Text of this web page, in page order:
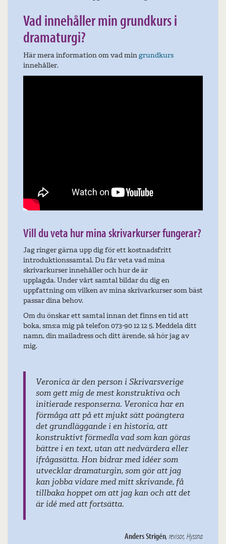
Vad innehåller min grundkurs i
dramaturgi?
Här mera information om vad mingrundkurs
innehåller.
Vill du veta hur mina skrivarkurser fungerar?
Jag ringer gärna upp dig för ett kostnadsfritt
introduktionssamtal. Du får veta vad mina
skrivarkurser innehåller och hur de är
upplagda. Under vårt samtal bildar du dig en
uppfattning om vilken av mina skrivarkurser som bäst
passar dina behov.
Om du önskar ett samtal innan det finns en tid att
boka, sms:a mig på telefon 073-90 12 12 5. Meddela ditt
namn, din mailadress och ditt ärende, så hör jag av
mig.
Veronica är den person i Skrivarsverige
som gett mig de mest konstruktiva och
initierade responserna. Veronica har en
förmåga att på ett mjukt sätt poängtera
det grundläggande i en historia, att
konstruktivt förmedla vad som kan göras
bättre i en text, utan att nedvärdera eller
ifrågasätta. Hon bidrar med idéer som
utvecklar dramaturgin, som gör att jag
kan jobba vidare med mitt skrivande, få
tillbaka hoppet om att jag kan och att det
är idé med att fortsätta.
Anders Strigén, revisor, Hyssna